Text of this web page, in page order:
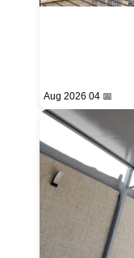
📅 04 Aug 2026